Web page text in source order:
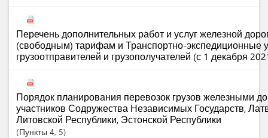
Перечень дополнительных работ и услуг железной
(свободным) тарифам и Транспортно-экспедиционные
грузоотправителей и грузополучателей (с 1 декабря
Порядок планирования перевозок грузов железными
участников Содружества Независимых Государств,
Литовской Республики, Эстонской Республики
Пункты 4, 5